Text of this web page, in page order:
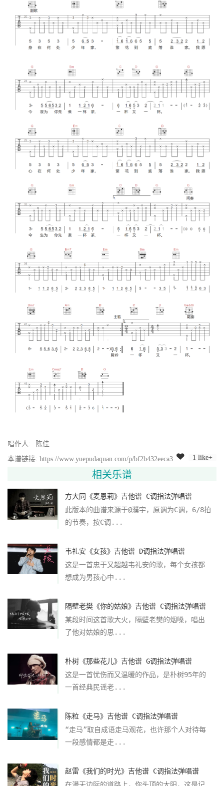
唱作人:
陈佳
本谱链接: https://www.yuepudaquan.com/p/bf2b432eeca3
1 like+
相关乐谱
方大同《麦恩莉》吉他谱 C调指法弹唱谱
此版本的曲谱来源于@濮宇，原调为C调，6/8拍
的节奏，按C调...
韦礼安《女孩》吉他谱 D调指法弹唱谱
这是一首忠于又超越韦礼安的歌，每个女孩都
想成为男孩心中...
隔壁老樊《你的姑娘》吉他谱 C调指法弹唱谱
某段时间这首歌大火，隔壁老樊的烟嗓，唱出
了他对姑娘的思...
朴树《那些花儿》吉他谱 G调指法弹唱谱
这是一首忧伤而又温暖的作品，是朴树95年的
一首经典民谣老...
陈粒《走马》吉他谱 C调指法弹唱谱
“走马”取自成语走马观花，也许那个人对待每
一段感情都是走...
赵雷《我们的时光》吉他谱 C调指法弹唱谱